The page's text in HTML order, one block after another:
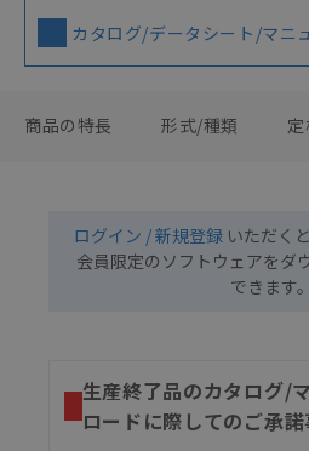
カタログ/データシート/マニ
商品の特長 形式/種類
ログイン / 新規登録 いただく
会員限定のソフトウェアをダ
できます。
生産終了品のカタログ/
ロードに際してのご承諾